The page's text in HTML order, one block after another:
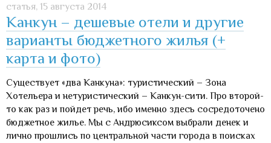
статья, 15 августа 2014
Канкун – дешевые отели и другие
варианты бюджетного жилья (+
карта и фото)
Существует «два Канкуна»: туристический – Зона
Хотельера и нетуристический – Канкун-сити. Про второй-
то как раз и пойдет речь, ибо именно здесь сосредоточено
бюджетное жилье. Мы с Андрюсиксом выбрали денек и
лично прошлись по центральной части города в поисках